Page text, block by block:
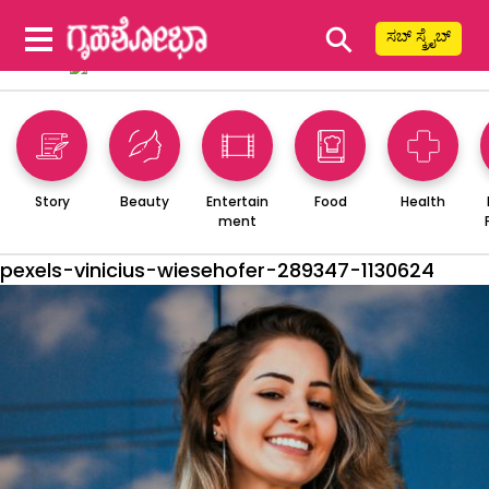
⚲ ಸಬ್ ಸ್ಕ್ರೈಬ್
Story Beauty
Entertain
ment
Food Health
pexels-vinicius-wiesehofer-289347-1130624